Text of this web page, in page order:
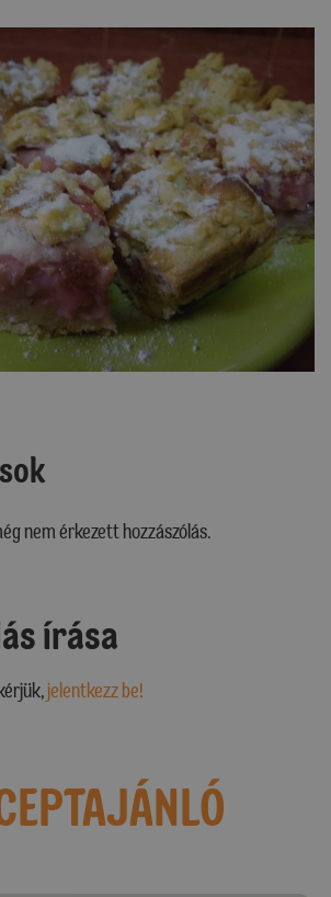
nem érkezett hozzászólás.
írása
jelentkezz be!